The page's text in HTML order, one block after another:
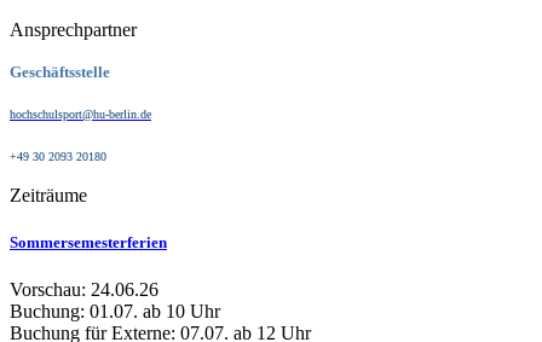
Ansprechpartner
Geschäftsstelle
hochschulsport@hu-berlin.de
+49 30 2093 20180
Zeiträume
Sommersemesterferien
Vorschau: 24.06.26
Buchung: 01.07. ab 10 Uhr
Buchung für Externe: 07.07. ab 12 Uhr